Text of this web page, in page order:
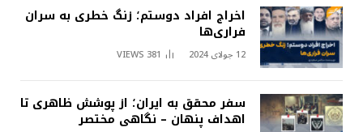
اخراج افراد دوستم؛ زنگ خطری به سران
فراری‌ها
12 جولای 2024 381
VIEWS
سفر محقق به ایران؛ از پوشش ظاهری تا
اهداف پنهان – نگاهی مختصر